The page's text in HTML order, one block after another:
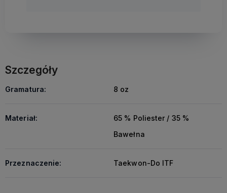
Szczegóły
Gramatura: 8 oz
Materiał:
65 % Poliester / 35 %
Bawełna
Przeznaczenie: Taekwon-Do ITF